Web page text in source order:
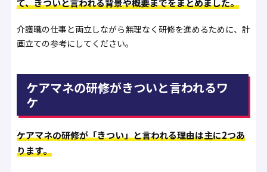
て、きついと言われる背景や概要までをまとめました。
介護職の仕事と両立しながら無理なく研修を進めるために、計
画立ての参考にしてください。
ケアマネの研修がきついと言われるワ
ケ
ケアマネの研修が「きつい」と言われる理由は主に2つあ
ります。